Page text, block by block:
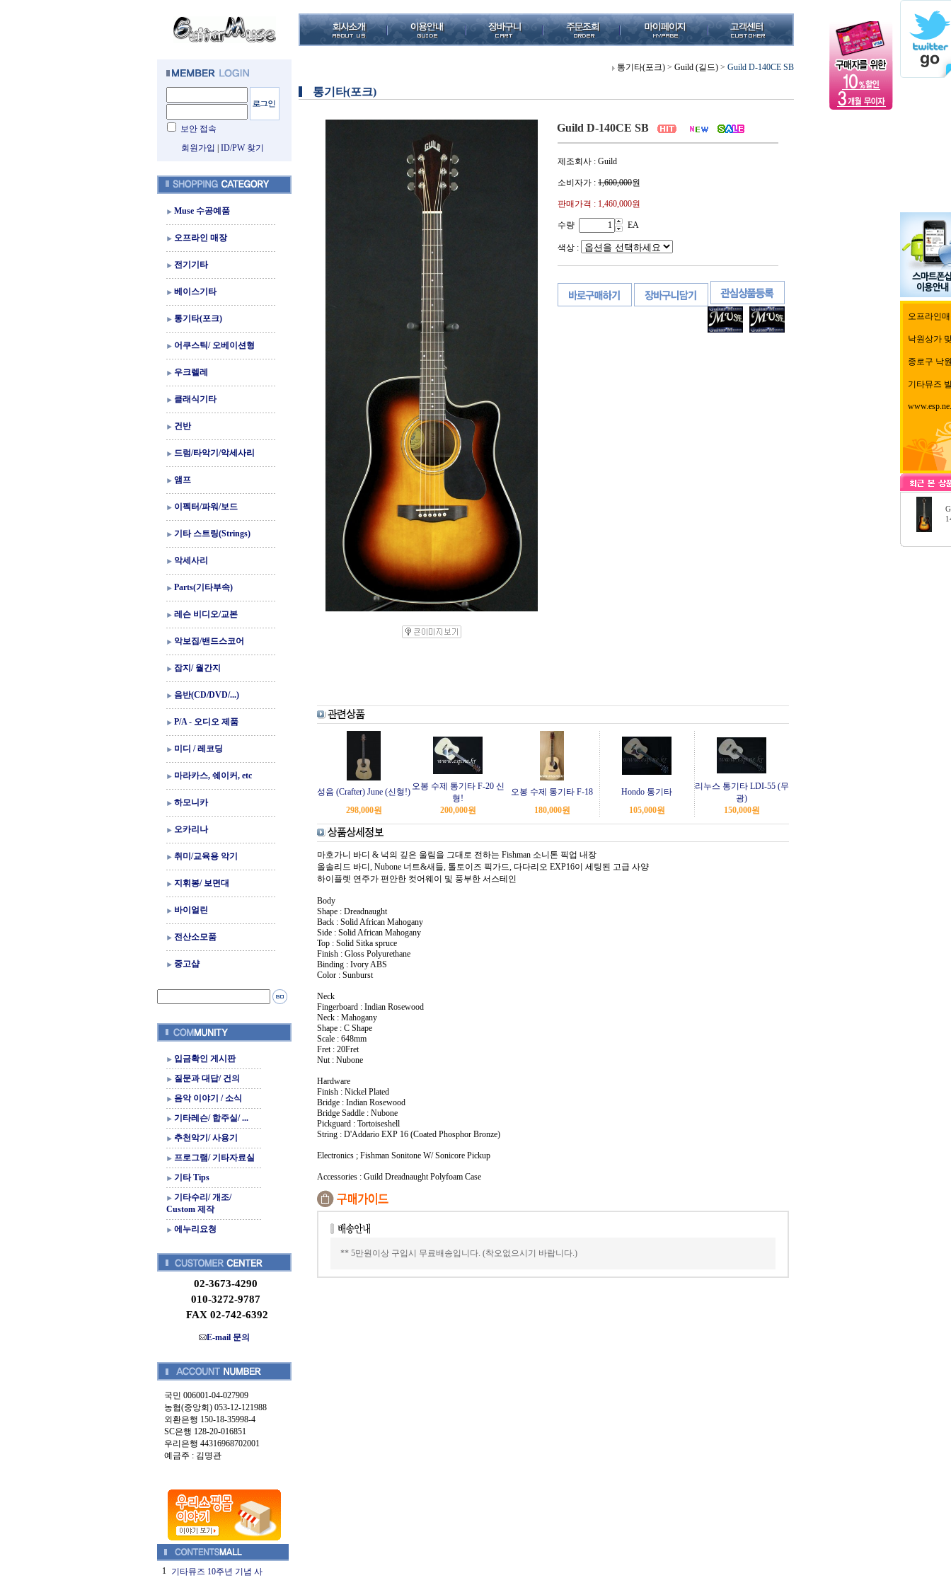
보안 접속
회원가입
ID/PW 찾기
Muse 수공예품
오프라인 매장
전기기타
베이스기타
통기타(포크)
어쿠스틱/ 오베이션형
우크렐레
클래식기타
건반
드럼/타악기/악세사리
앰프
이펙터/파워/보드
기타 스트링(Strings)
악세사리
Parts(기타부속)
레슨 비디오/교본
악보집/밴드스코어
잡지/ 월간지
음반(CD/DVD/...)
P/A - 오디오 제품
미디 / 레코딩
마라카스, 쉐이커, etc
하모니카
오카리나
취미/교육용 악기
지휘봉/ 보면대
바이얼린
전산소모품
중고샵
입금확인 게시판
질문과 대답/ 건의
음악 이야기 / 소식
기타레슨/ 합주실/ ...
추천악기/ 사용기
프로그램/ 기타자료실
기타 Tips
기타수리/ 개조/
Custom 제작
에누리요청
02-3673-4290
010-3272-9787
FAX 02-742-6392
E-mail 문의
국민 006001-04-027909
농협(중앙회) 053-12-121988
외환은행 150-18-35998-4
SC은행 128-20-016851
우리은행 44316968702001
예금주 : 김명관
1 기타뮤즈 10주년 기념 사
통기타(포크) > Guild (길드) > Guild D-140CE SB
통기타(포크)
Guild D-140CE SB
제조회사 : Guild
소비자가 : 1,600,000원
판매가격 : 1,460,000원
수량 EA
색상 :
성음 (Crafter) June (신형!)
오봉 수제 통기타 F-20 신
형!
오봉 수제 통기타 F-18 Hondo 통기타
리누스 통기타 LDI-55 (무
광)
298,000원 200,000원 180,000원 105,000원 150,000원
마호가니 바디 & 넉의 깊은 울림을 그대로 전하는 Fishman 소니톤 픽업 내장
올솔리드 바디, Nubone 너트&새들, 톨토이즈 픽가드, 다다리오 EXP16이 세팅된 고급 사양
하이플렛 연주가 편안한 컷어웨이 및 풍부한 서스테인
Body
Shape : Dreadnaught
Back : Solid African Mahogany
Side : Solid African Mahogany
Top : Solid Sitka spruce
Finish : Gloss Polyurethane
Binding : Ivory ABS
Color : Sunburst
Neck
Fingerboard : Indian Rosewood
Neck : Mahogany
Shape : C Shape
Scale : 648mm
Fret : 20Fret
Nut : Nubone
Hardware
Finish : Nickel Plated
Bridge : Indian Rosewood
Bridge Saddle : Nubone
Pickguard : Tortoiseshell
String : D'Addario EXP 16 (Coated Phosphor Bronze)
Electronics ; Fishman Sonitone W/ Sonicore Pickup
Accessories : Guild Dreadnaught Polyfoam Case
** 5만원이상 구입시 무료배송입니다. (착오없으시기 바랍니다.)
오프라인
낙원상가
종로구 낙
기타뮤즈